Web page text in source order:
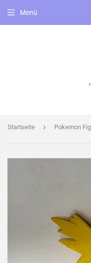
Menü
Startseite › Pokemon